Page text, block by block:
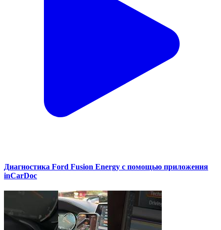
Диагностика Ford Fusion Energy с помощью приложения
inCarDoc